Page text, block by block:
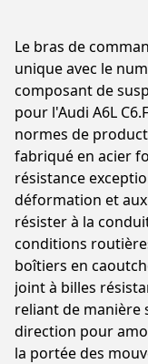
Le bras de
unique avec le
composant de
pour l'Audi A6L
normes de
fabriqué en acier
résistance
déformation et
résister à la
conditions
boîtiers en
joint à billes
reliant de manière
direction pour
la portée des